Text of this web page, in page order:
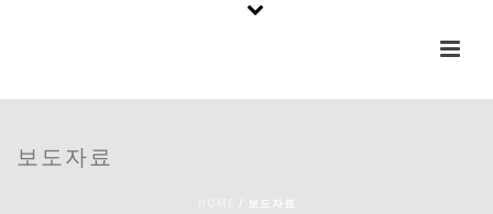
보도자료
/ 보도자료